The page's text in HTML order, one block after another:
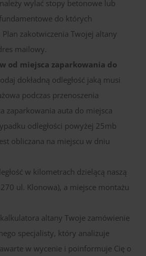
wylać stopy betonowe lub
do których
zakotwiczenia Twojej altany
mailowy.
od miejsca zaparkowania do
dokładną odległość jaką musi
podczas przenoszenia
zaparkowania auta do miejsca
odległości powyżej 25mb
obliczana na miejscu w dniu
w kilometrach dzielącą naszą
ul. Klonowa), a miejsce montażu
altany Twoje zamówienie
specjalisty, który analizuje
w wycenie i poinformuje Cię o